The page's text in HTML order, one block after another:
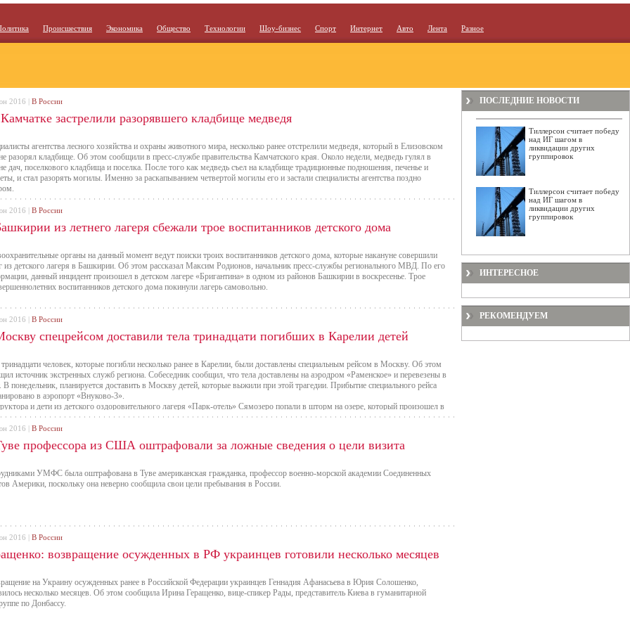
Происшествия Экономика Общество Технологии Шоу-бизнес Спорт Интернет Авто Лента Разное
застрелили разорявшего кладбище медведя
агентства лесного хозяйства и охраны животного мира, несколько ранее отстрелили медведя, который в Елизовском
разорял кладбище. Об этом сообщили в пресс-службе правительства Камчатского края. Около недели, медведь гулял в
дач, поселкового кладбища и поселка. После того как медведь съел на кладбище традиционные подношения, печенье и
и стал разорять могилы. Именно за раскапыванием четвертой могилы его и застали специалисты агентства поздно
2016 | В России
из летнего лагеря сбежали трое воспитанников детского дома
органы на данный момент ведут поиски троих воспитанников детского дома, которые накануне совершили
из детского лагеря в Башкирии. Об этом рассказал Максим Родионов, начальник пресс-службы регионального МВД. По его
данный инцидент произошел в детском лагере «Бригантина» в одном из районов Башкирии в воскресенье. Трое
воспитанников детского дома покинули лагерь самовольно.
2016 | В России
спецрейсом доставили тела тринадцати погибших в Карелии детей
тринадцати человек, которые погибли несколько ранее в Карелии, были доставлены специальным рейсом в Москву. Об этом
источник экстренных служб региона. Собеседник сообщил, что тела доставлены на аэродром «Раменское» и перевезены в
В понедельник, планируется доставить в Москву детей, которые выжили при этой трагедии. Прибытие специального рейса
в аэропорт «Внуково-3».
и дети из детского оздоровительного лагеря «Парк-отель» Сямозеро попали в шторм на озере, который произошел в
В составе группы было более 50 человек, и из них четверо взрослых. В воскресенье вечером, Следственный комитет
что были обнаружены тела 14 погибших.
2016 | В России
профессора из США оштрафовали за ложные сведения о цели визита
УМФС была оштрафована в Туве американская гражданка, профессор военно-морской академии Соединенных
Америки, поскольку она неверно сообщила свои цели пребывания в России.
2016 | В России
возвращение осужденных в РФ украинцев готовили несколько месяцев
на Украину осужденных ранее в Российской Федерации украинцев Геннадия Афанасьева в Юрия Солошенко,
несколько месяцев. Об этом сообщила Ирина Геращенко, вице-спикер Рады, представитель Киева в гуманитарной
по Донбассу.
2016 | В России
ПОСЛЕДНИЕ НОВОСТИ
Тиллерсон считает победу
над ИГ шагом в
ликвидации других
группировок
Тиллерсон считает победу
над ИГ шагом в
ликвидации других
группировок
ИНТЕРЕСНОЕ
РЕКОМЕНДУЕМ